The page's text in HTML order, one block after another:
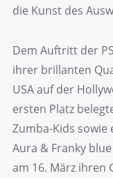
die Kunst des
Dem Auftritt der
ihrer brillanten
USA auf der
ersten Platz
Zumba-Kids sowie
Aura & Franky
am 16. März ihren